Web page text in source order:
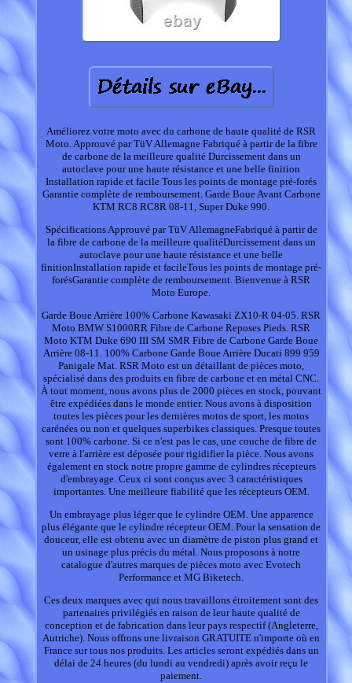
Améliorez votre moto avec du carbone de haute qualité de RSR
Moto. Approuvé par TüV Allemagne Fabriqué à partir de la fibre
de carbone de la meilleure qualité Durcissement dans un
autoclave pour une haute résistance et une belle finition
Installation rapide et facile Tous les points de montage pré-forés
Garantie complète de remboursement. Garde Boue Avant Carbone
KTM RC8 RC8R 08-11, Super Duke 990.
Spécifications Approuvé par TüV AllemagneFabriqué à partir de
la fibre de carbone de la meilleure qualitéDurcissement dans un
autoclave pour une haute résistance et une belle
finitionInstallation rapide et facileTous les points de montage pré-
forésGarantie complète de remboursement. Bienvenue à RSR
Moto Europe.
Garde Boue Arrière 100% Carbone Kawasaki ZX10-R 04-05. RSR
Moto BMW S1000RR Fibre de Carbone Reposes Pieds. RSR
Moto KTM Duke 690 III SM SMR Fibre de Carbone Garde Boue
Arrière 08-11. 100% Carbone Garde Boue Arrière Ducati 899 959
Panigale Mat. RSR Moto est un détaillant de pièces moto,
spécialisé dans des produits en fibre de carbone et en métal CNC.
À tout moment, nous avons plus de 2000 pièces en stock, pouvant
être expédiées dans le monde entier. Nous avons à disposition
toutes les pièces pour les dernières motos de sport, les motos
carénées ou non et quelques superbikes classiques. Presque toutes
sont 100% carbone. Si ce n'est pas le cas, une couche de fibre de
verre à l'arrière est déposée pour rigidifier la pièce. Nous avons
également en stock notre propre gamme de cylindres récepteurs
d'embrayage. Ceux ci sont conçus avec 3 caractéristiques
importantes. Une meilleure fiabilité que les récepteurs OEM.
Un embrayage plus léger que le cylindre OEM. Une apparence
plus élégante que le cylindre récepteur OEM. Pour la sensation de
douceur, elle est obtenu avec un diamètre de piston plus grand et
un usinage plus précis du métal. Nous proposons à notre
catalogue d'autres marques de pièces moto avec Evotech
Performance et MG Biketech.
Ces deux marques avec qui nous travaillons étroitement sont des
partenaires privilégiés en raison de leur haute qualité de
conception et de fabrication dans leur pays respectif (Angleterre,
Autriche). Nous offrons une livraison GRATUITE n'importe où en
France sur tous nos produits. Les articles seront expédiés dans un
délai de 24 heures (du lundi au vendredi) après avoir reçu le
paiement.